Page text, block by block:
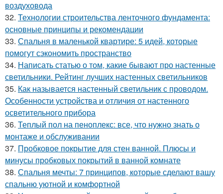
воздуховода
32. Технологии строительства ленточного фундамента:
основные принципы и рекомендации
33. Спальня в маленькой квартире: 5 идей, которые
помогут сэкономить пространство
34. Написать статью о том, какие бывают про настенные
светильники. Рейтинг лучших настенных светильников
35. Как называется настенный светильник с проводом.
Особенности устройства и отличия от настенного
осветительного прибора
36. Теплый пол на пеноплекс: все, что нужно знать о
монтаже и обслуживании
37. Пробковое покрытие для стен ванной. Плюсы и
минусы пробковых покрытий в ванной комнате
38. Спальня мечты: 7 принципов, которые сделают вашу
спальню уютной и комфортной